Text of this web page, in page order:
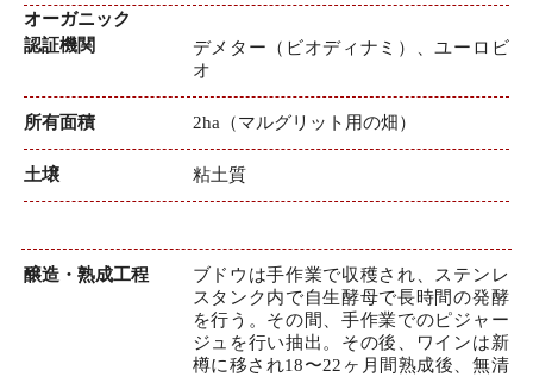
オーガニック
認証機関
デメター（ビオディナミ）、ユーロビ
オ
所有面積 2ha（マルグリット用の畑）
土壌 粘土質
醸造・熟成工程
ブドウは手作業で収穫され、ステンレ
スタンク内で自生酵母で長時間の発酵
を行う。その間、手作業でのピジャー
ジュを行い抽出。その後、ワインは新
樽に移され18〜22ヶ月間熟成後、無清